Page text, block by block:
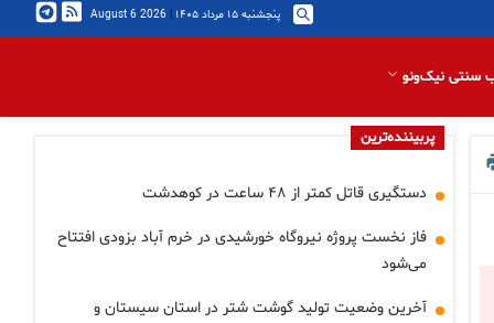
پنجشنبه ۱۵ مرداد ۱۴۰۵ |
2026 August 6
سنتی نیک‌ونو
پربیننده‌ترین
دستگیری قاتل کمتر از ۴۸ ساعت در کوهدشت
فاز نخست پروژه نیروگاه خورشیدی در خرم آباد بزودی افتتاح
می‌شود
آخرین وضعیت تولید گوشت شتر در استان سیستان و